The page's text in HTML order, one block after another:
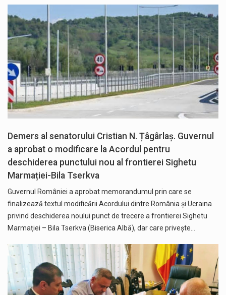
Demers al senatorului Cristian N. Țâgârlaș. Guvernul
a aprobat o modificare la Acordul pentru
deschiderea punctului nou al frontierei Sighetu
Marmației-Bila Tserkva
Guvernul României a aprobat memorandumul prin care se
finalizează textul modificării Acordului dintre România și Ucraina
privind deschiderea noului punct de trecere a frontierei Sighetu
Marmației – Bila Tserkva (Biserica Albă), dar care privește…